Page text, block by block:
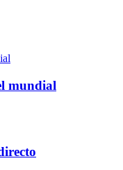
mundial